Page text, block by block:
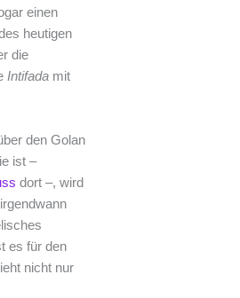
einen
heutigen
die
Intifada mit
den Golan
ist –
dort –, wird
es für den
nicht nur